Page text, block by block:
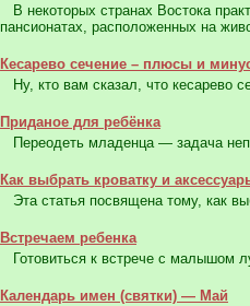
В некоторых странах Востока
пансионатах, расположенных на
Кесарево сечение – плюсы и
Ну, кто вам сказал, что кесарево
Приданое для ребёнка
Переодеть младенца — задача
Как выбрать кроватку и
Эта статья посвящена тому, как
Встречаем ребенка
Готовиться к встрече с малышом
Календарь имен (святки) — Май